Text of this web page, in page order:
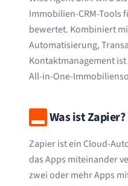
Immobilien-CRM-Tools
bewertet. Kombiniert
Automatisierung,
Kontaktmanagement
All-in-One-
Was ist Zapier?
Zapier ist ein Cloud-
das Apps miteinander
zwei oder mehr Apps